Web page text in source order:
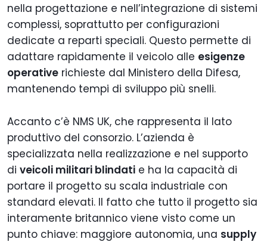
nella progettazione e nell’integrazione di sistemi
complessi, soprattutto per configurazioni
dedicate a reparti speciali. Questo permette di
adattare rapidamente il veicolo alle esigenze
operative richieste dal Ministero della Difesa,
mantenendo tempi di sviluppo più snelli.
Accanto c’è NMS UK, che rappresenta il lato
produttivo del consorzio. L’azienda è
specializzata nella realizzazione e nel supporto
di veicoli militari blindati e ha la capacità di
portare il progetto su scala industriale con
standard elevati. Il fatto che tutto il progetto sia
interamente britannico viene visto come un
punto chiave: maggiore autonomia, una supply